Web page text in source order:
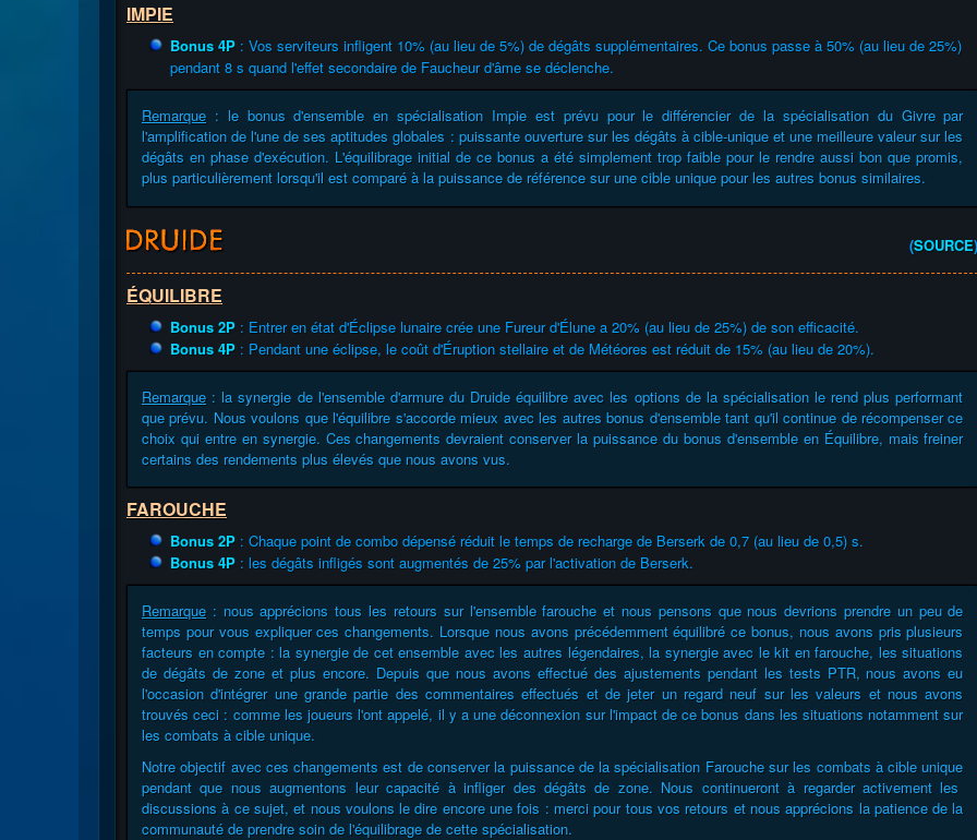
IMPIE
Bonus 4P : Vos serviteurs infligent 10% (au lieu de 5%) de dégâts supplémentaires. Ce bonus passe à 50% (au lieu de 25%)
pendant 8 s quand l'effet secondaire de Faucheur d'âme se déclenche.
Remarque : le bonus d'ensemble en spécialisation Impie est prévu pour le différencier de la spécialisation du Givre par
l'amplification de l'une de ses aptitudes globales : puissante ouverture sur les dégâts à cible-unique et une meilleure valeur sur les
dégâts en phase d'exécution. L'équilibrage initial de ce bonus a été simplement trop faible pour le rendre aussi bon que promis,
plus particulièrement lorsqu'il est comparé à la puissance de référence sur une cible unique pour les autres bonus similaires.
(SOURCE
ÉQUILIBRE
Bonus 2P : Entrer en état d'Éclipse lunaire crée une Fureur d'Élune a 20% (au lieu de 25%) de son efficacité.
Bonus 4P : Pendant une éclipse, le coût d'Éruption stellaire et de Météores est réduit de 15% (au lieu de 20%).
Remarque : la synergie de l'ensemble d'armure du Druide équilibre avec les options de la spécialisation le rend plus performant
que prévu. Nous voulons que l'équilibre s'accorde mieux avec les autres bonus d'ensemble tant qu'il continue de récompenser ce
choix qui entre en synergie. Ces changements devraient conserver la puissance du bonus d'ensemble en Équilibre, mais freiner
certains des rendements plus élevés que nous avons vus.
FAROUCHE
Bonus 2P : Chaque point de combo dépensé réduit le temps de recharge de Berserk de 0,7 (au lieu de 0,5) s.
Bonus 4P : les dégâts infligés sont augmentés de 25% par l'activation de Berserk.
Remarque : nous apprécions tous les retours sur l'ensemble farouche et nous pensons que nous devrions prendre un peu de
temps pour vous expliquer ces changements. Lorsque nous avons précédemment équilibré ce bonus, nous avons pris plusieurs
facteurs en compte : la synergie de cet ensemble avec les autres légendaires, la synergie avec le kit en farouche, les situations
de dégâts de zone et plus encore. Depuis que nous avons effectué des ajustements pendant les tests PTR, nous avons eu
l'occasion d'intégrer une grande partie des commentaires effectués et de jeter un regard neuf sur les valeurs et nous avons
trouvés ceci : comme les joueurs l'ont appelé, il y a une déconnexion sur l'impact de ce bonus dans les situations notamment sur
les combats à cible unique.
Notre objectif avec ces changements est de conserver la puissance de la spécialisation Farouche sur les combats à cible unique
pendant que nous augmentons leur capacité à infliger des dégâts de zone. Nous continueront à regarder activement les
discussions à ce sujet, et nous voulons le dire encore une fois : merci pour tous vos retours et nous apprécions la patience de la
communauté de prendre soin de l'équilibrage de cette spécialisation.